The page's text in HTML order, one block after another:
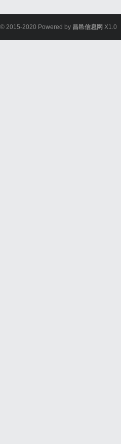
© 2015-2020 Powered by 昌邑信息网 X1.0